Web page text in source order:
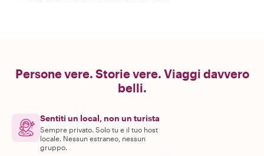
Persone vere. Storie vere. Viaggi davvero
belli.
Sentiti un local, non un turista
Sempre privato. Solo tu e il tuo host
locale. Nessun estraneo, nessun
gruppo.